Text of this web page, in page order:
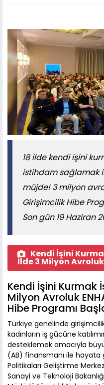
18 ilde kendi işini
istihdam sağlamak
müjde! 3 milyon avro
Girişimcilik Hibe
Son gün 19 Haziran
Kendi İşini
İlde 3 Milyon
Kendi İşini Kurmak
Milyon Avroluk
Hibe Programı
Türkiye genelinde
kadınların iş gücüne
desteklemek amacıyla
(AB) finansmanı ile hayata
Politikaları Geliştirme
Sanayi ve Teknoloji